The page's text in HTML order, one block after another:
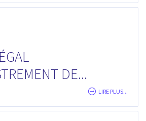
DE...
LIRE PLUS...